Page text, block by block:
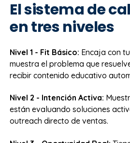
El sistema de
en tres niveles
Nivel 1 - Fit Básico: Encaja con
muestra el problema que
recibir contenido educativo
Nivel 2 - Intención Activa:
están evaluando soluciones
outreach directo de ventas.